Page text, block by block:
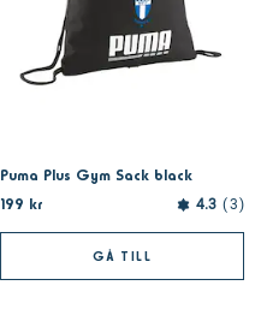
Puma Plus Gym Sack black
199 kr
4.3 3
GÅ TILL